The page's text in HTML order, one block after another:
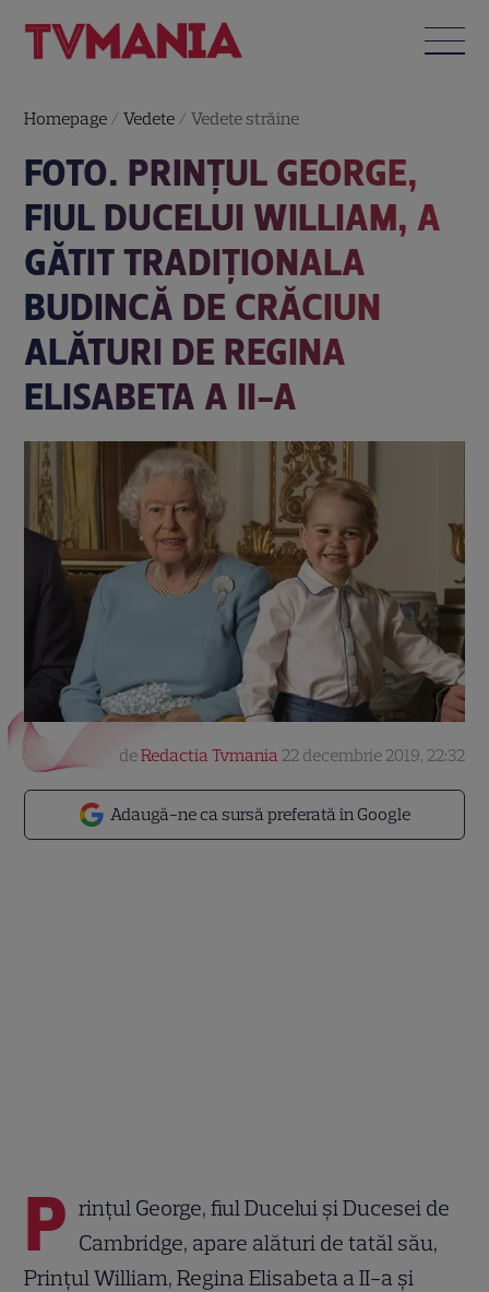
Homepage /Vedete /Vedete străine
FOTO. PRINȚUL GEORGE,
FIUL DUCELUI WILLIAM, A
GĂTIT TRADIȚIONALA
BUDINCĂ DE CRĂCIUN
ALĂTURI DE REGINA
ELISABETA A II-A
Adaugă-ne ca sursă preferată în Google
deRedactia Tvmania 22 decembrie 2019, 22:32
P rințul George, fiul Ducelui și Ducesei de
Cambridge, apare alături de tatăl său,
Prințul William, Regina Elisabeta a II-a și